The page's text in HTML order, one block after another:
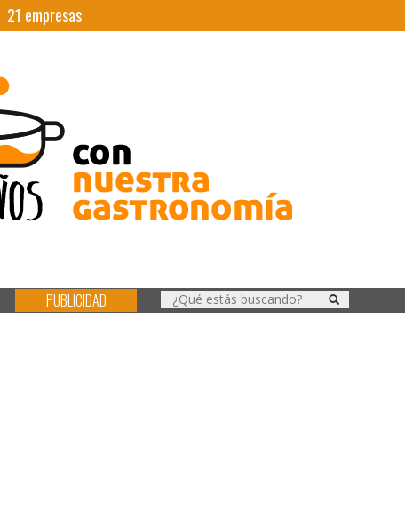
21 empresas
PUBLICIDAD